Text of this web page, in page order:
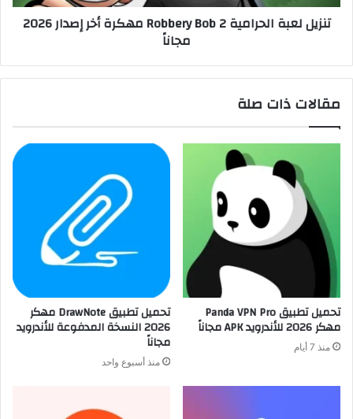
تنزيل لعبة الحرامية Robbery Bob 2 مهكرة أخر إصدار 2026
مجاناً
مقالات ذات صلة
تحميل تطبيق Panda VPN Pro
مهكر 2026 للأندرويد APK مجاناً
منذ 7 أيام
تحميل تطبيق DrawNote مهكر
2026 النسخة المدفوعة للأندرويد
مجاناً
منذ أسبوع واحد